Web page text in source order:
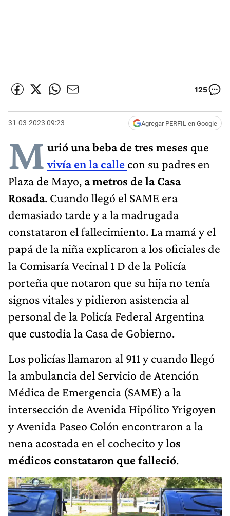
125
31-03-2023 09:23 Agregar PERFIL en Google
M urió una beba de tres meses que
vivía en la calle con su padres en
Plaza de Mayo, a metros de la Casa
Rosada. Cuando llegó el SAME era
demasiado tarde y a la madrugada
constataron el fallecimiento. La mamá y el
papá de la niña explicaron a los oficiales de
la Comisaría Vecinal 1 D de la Policía
porteña que notaron que su hija no tenía
signos vitales y pidieron asistencia al
personal de la Policía Federal Argentina
que custodia la Casa de Gobierno.
Los policías llamaron al 911 y cuando llegó
la ambulancia del Servicio de Atención
Médica de Emergencia (SAME) a la
intersección de Avenida Hipólito Yrigoyen
y Avenida Paseo Colón encontraron a la
nena acostada en el cochecito ylos
médicos constataron que falleció.